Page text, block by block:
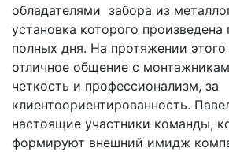
обладателями забора из
установка которого произведена
полных дня. На протяжении
отличное общение с
четкость и профессионализм, за
клиентоориентированность.
настоящие участники команды,
формируют внешний имидж